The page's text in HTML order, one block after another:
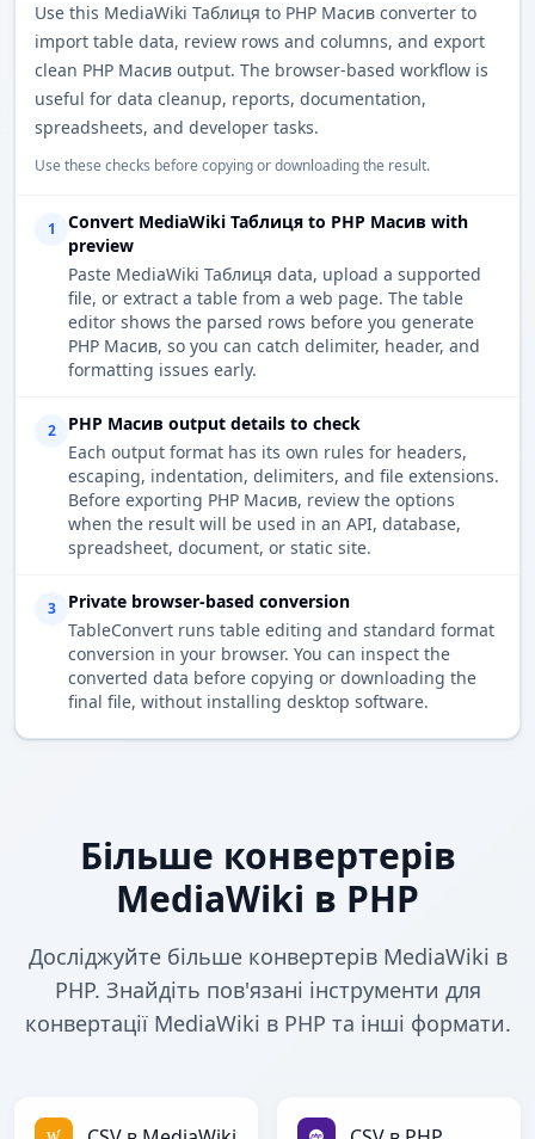
Use this MediaWiki Таблиця to PHP Масив converter to
import table data, review rows and columns, and export
clean PHP Масив output. The browser-based workflow is
useful for data cleanup, reports, documentation,
spreadsheets, and developer tasks.
Use these checks before copying or downloading the result.
1
Convert MediaWiki Таблиця to PHP Масив with
preview
Paste MediaWiki Таблиця data, upload a supported
file, or extract a table from a web page. The table
editor shows the parsed rows before you generate
PHP Масив, so you can catch delimiter, header, and
formatting issues early.
2
PHP Масив output details to check
Each output format has its own rules for headers,
escaping, indentation, delimiters, and file extensions.
Before exporting PHP Масив, review the options
when the result will be used in an API, database,
spreadsheet, document, or static site.
3
Private browser-based conversion
TableConvert runs table editing and standard format
conversion in your browser. You can inspect the
converted data before copying or downloading the
final file, without installing desktop software.
Більше конвертерів
MediaWiki в PHP
Досліджуйте більше конвертерів MediaWiki в
PHP. Знайдіть пов'язані інструменти для
конвертації MediaWiki в PHP та інші формати.